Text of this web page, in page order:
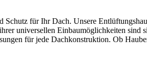
für Ihr Dach. Unsere
universellen Einbaumöglichkeiten sind
für jede Dachkonstruktion. Ob